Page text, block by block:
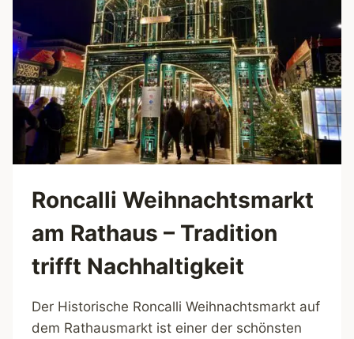
FÜR
DICH
Roncalli Weihnachtsmarkt
am Rathaus – Tradition
trifft Nachhaltigkeit
Der Historische Roncalli Weihnachtsmarkt auf
dem Rathausmarkt ist einer der schönsten